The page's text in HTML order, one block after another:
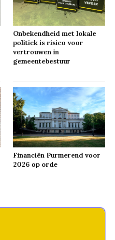
Onbekendheid met lokale
politiek is risico voor
vertrouwen in
gemeentebestuur
Financiën Purmerend voor
2026 op orde